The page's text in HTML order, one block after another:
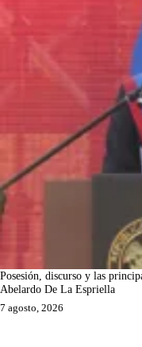
Posesión, discurso y las
Abelardo De La Espriella
7 agosto, 2026